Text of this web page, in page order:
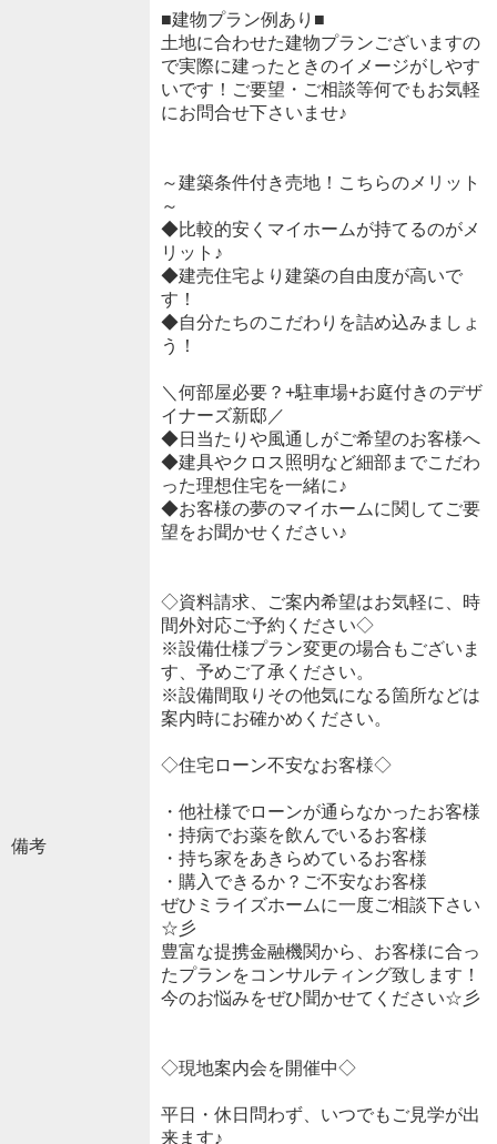
備考
■建物プラン例あり■
土地に合わせた建物プランございますの
で実際に建ったときのイメージがしやす
いです！ご要望・ご相談等何でもお気軽
にお問合せ下さいませ♪
～建築条件付き売地！こちらのメリット
～
◆比較的安くマイホームが持てるのがメ
リット♪
◆建売住宅より建築の自由度が高いで
す！
◆自分たちのこだわりを詰め込みましょ
う！
＼何部屋必要？+駐車場+お庭付きのデザ
イナーズ新邸／
◆日当たりや風通しがご希望のお客様へ
◆建具やクロス照明など細部までこだわ
った理想住宅を一緒に♪
◆お客様の夢のマイホームに関してご要
望をお聞かせください♪
◇資料請求、ご案内希望はお気軽に、時
間外対応ご予約ください◇
※設備仕様プラン変更の場合もございま
す、予めご了承ください。
※設備間取りその他気になる箇所などは
案内時にお確かめください。
◇住宅ローン不安なお客様◇
・他社様でローンが通らなかったお客様
・持病でお薬を飲んでいるお客様
・持ち家をあきらめているお客様
・購入できるか？ご不安なお客様
ぜひミライズホームに一度ご相談下さい
☆彡
豊富な提携金融機関から、お客様に合っ
たプランをコンサルティング致します！
今のお悩みをぜひ聞かせてください☆彡
◇現地案内会を開催中◇
平日・休日問わず、いつでもご見学が出
来ます♪